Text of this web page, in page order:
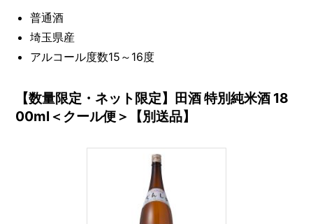
普通酒
埼玉県産
アルコール度数15～16度
【数量限定・ネット限定】田酒 特別純米酒 18
00ml＜クール便＞【別送品】